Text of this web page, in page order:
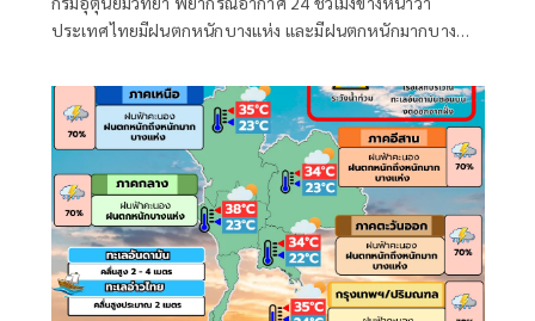
ประเทศไทยมีฝนตกหนักบางแห่ง และมีฝนตกหนักมากบาง